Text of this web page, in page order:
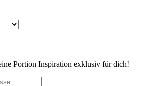
Portion Inspiration exklusiv für dich!